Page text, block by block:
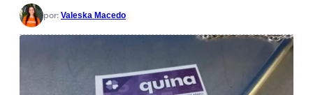
por: Valeska Macedo